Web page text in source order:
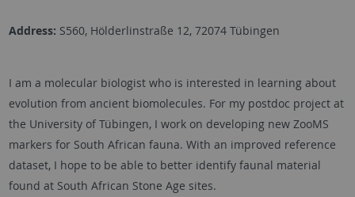
Address: S560, Hölderlinstraße 12, 72074 Tübingen
I am a molecular biologist who is interested in learning about
evolution from ancient biomolecules. For my postdoc project at
the University of Tübingen, I work on developing new ZooMS
markers for South African fauna. With an improved reference
dataset, I hope to be able to better identify faunal material
found at South African Stone Age sites.